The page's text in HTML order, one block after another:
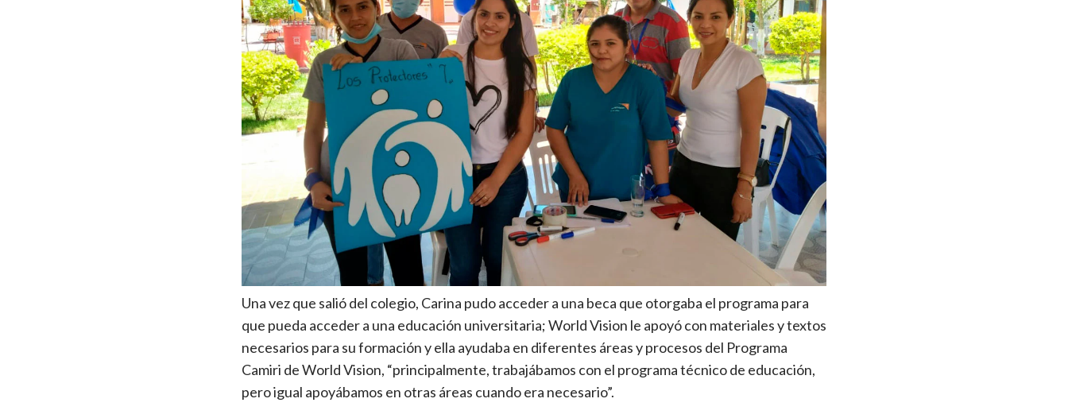
Una vez que salió del colegio, Carina pudo acceder a una beca que otorgaba el programa para
que pueda acceder a una educación universitaria; World Vision le apoyó con materiales y textos
necesarios para su formación y ella ayudaba en diferentes áreas y procesos del Programa
Camiri de World Vision, “principalmente, trabajábamos con el programa técnico de educación,
pero igual apoyábamos en otras áreas cuando era necesario”.